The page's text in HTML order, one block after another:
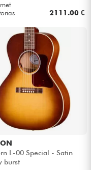
2111.00 €
L-00 Special - Satin
burst